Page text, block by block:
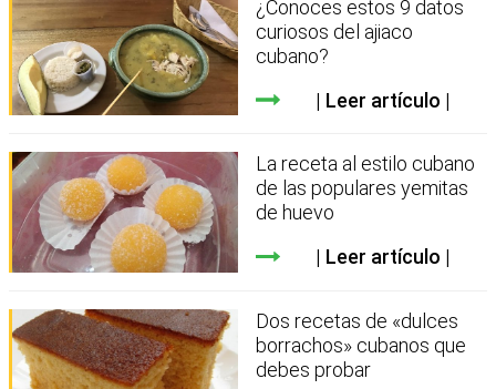
¿Conoces estos 9 datos
curiosos del ajiaco
cubano?
Leer artículo
La receta al estilo cubano
de las populares yemitas
de huevo
Leer artículo
Dos recetas de «dulces
borrachos» cubanos que
debes probar